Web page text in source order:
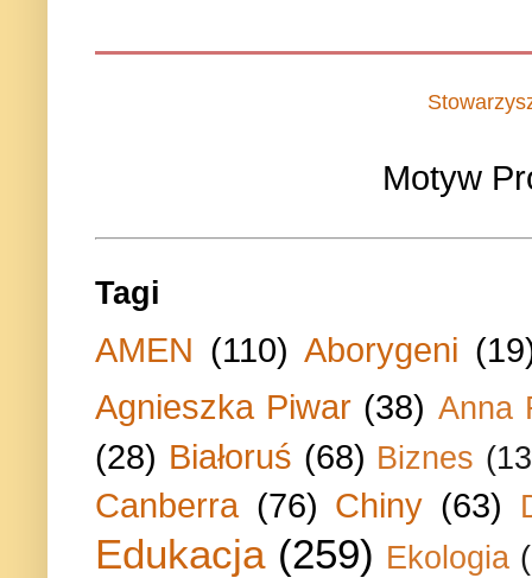
Motyw
Tagi
AMEN (110) Aborygeni
Agnieszka Piwar (38) Anna
(28) Białoruś (68) Biznes
Canberra (76) Chiny (63)
Edukacja (259) Ekologia